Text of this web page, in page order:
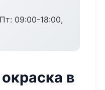
09:00-18:00,
в